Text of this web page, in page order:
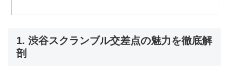
1. 渋谷スクランブル交差点の魅力を徹底解
剖